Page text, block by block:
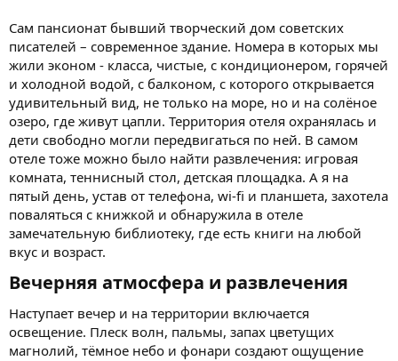
Сам пансионат бывший творческий дом советских
писателей – современное здание. Номера в которых мы
жили эконом - класса, чистые, с кондиционером, горячей
и холодной водой, с балконом, с которого открывается
удивительный вид, не только на море, но и на солёное
озеро, где живут цапли. Территория отеля охранялась и
дети свободно могли передвигаться по ней. В самом
отеле тоже можно было найти развлечения: игровая
комната, теннисный стол, детская площадка. А я на
пятый день, устав от телефона, wi-fi и планшета, захотела
поваляться с книжкой и обнаружила в отеле
замечательную библиотеку, где есть книги на любой
вкус и возраст.
Вечерняя атмосфера и развлечения​
Наступает вечер и на территории включается
освещение. Плеск волн, пальмы, запах цветущих
магнолий, тёмное небо и фонари создают ощущение